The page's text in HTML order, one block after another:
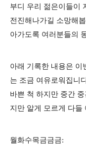
부디 우리 젊은이들이
전진해나가길 소망해
아가도록 여러분들의
아래 기록한 내용은 이
는 조금 여유로워집니
바쁜 척 하지만 중간
지만 알게 모르게 다들
월화수목금금금: